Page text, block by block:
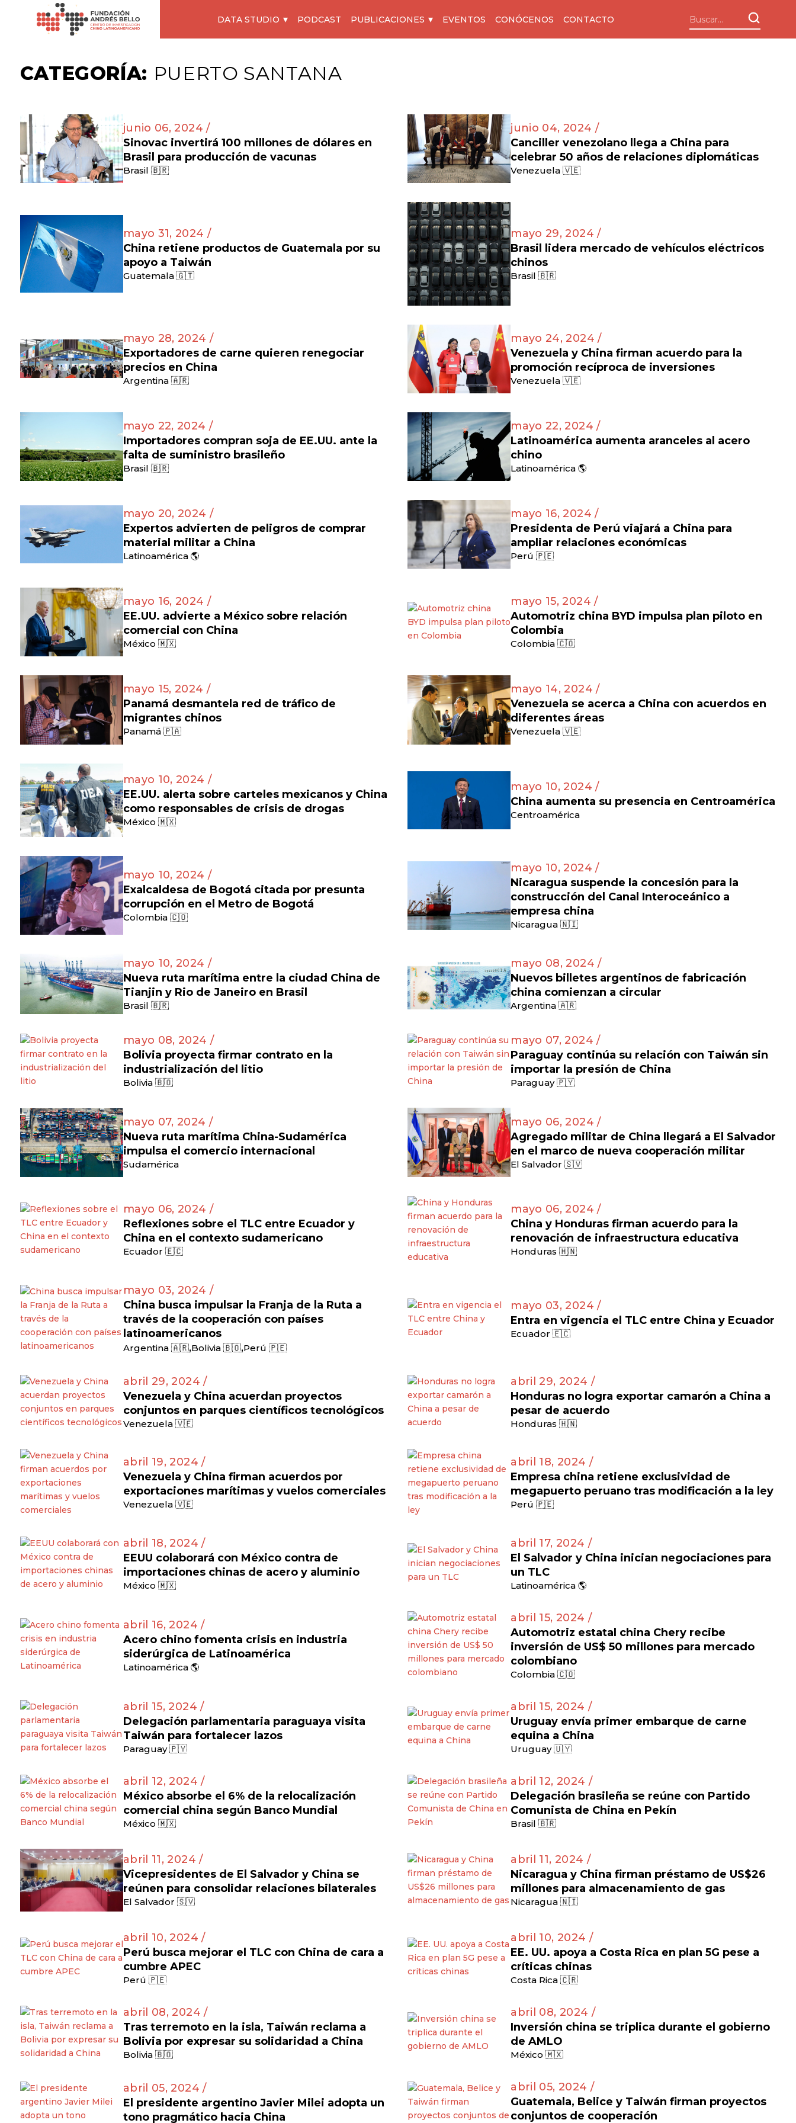
DATA STUDIO PODCAST PUBLICACIONES EVENTOS CONÓCENOS CONTACTO
CATEGORÍA: PUERTO SANTANA
junio 06, 2024 /
Sinovac invertirá 100 millones de dólares en
Brasil para producción de vacunas
Brasil 🇧🇷
junio 04, 2024 /
Canciller venezolano llega a China para
celebrar 50 años de relaciones diplomáticas
Venezuela 🇻🇪
mayo 31, 2024 /
China retiene productos de Guatemala por su
apoyo a Taiwán
Guatemala 🇬🇹
mayo 29, 2024 /
Brasil lidera mercado de vehículos eléctricos
chinos
Brasil 🇧🇷
mayo 28, 2024 /
Exportadores de carne quieren renegociar
precios en China
Argentina 🇦🇷
mayo 24, 2024 /
Venezuela y China firman acuerdo para la
promoción recíproca de inversiones
Venezuela 🇻🇪
mayo 22, 2024 /
Importadores compran soja de EE.UU. ante la
falta de suministro brasileño
Brasil 🇧🇷
mayo 22, 2024 /
Latinoamérica aumenta aranceles al acero
chino
Latinoamérica 🌎
mayo 20, 2024 /
Expertos advierten de peligros de comprar
material militar a China
Latinoamérica 🌎
mayo 16, 2024 /
Presidenta de Perú viajará a China para
ampliar relaciones económicas
Perú 🇵🇪
mayo 16, 2024 /
EE.UU. advierte a México sobre relación
comercial con China
México 🇲🇽
mayo 15, 2024 /
Automotriz china BYD impulsa plan piloto en
Colombia
Colombia 🇨🇴
mayo 15, 2024 /
Panamá desmantela red de tráfico de
migrantes chinos
Panamá 🇵🇦
mayo 14, 2024 /
Venezuela se acerca a China con acuerdos en
diferentes áreas
Venezuela 🇻🇪
mayo 10, 2024 /
EE.UU. alerta sobre carteles mexicanos y China
como responsables de crisis de drogas
México 🇲🇽
mayo 10, 2024 /
China aumenta su presencia en Centroamérica
Centroamérica
mayo 10, 2024 /
Exalcaldesa de Bogotá citada por presunta
corrupción en el Metro de Bogotá
Colombia 🇨🇴
mayo 10, 2024 /
Nicaragua suspende la concesión para la
construcción del Canal Interoceánico a
empresa china
Nicaragua 🇳🇮
mayo 10, 2024 /
Nueva ruta marítima entre la ciudad China de
Tianjin y Rio de Janeiro en Brasil
Brasil 🇧🇷
mayo 08, 2024 /
Nuevos billetes argentinos de fabricación
china comienzan a circular
Argentina 🇦🇷
mayo 08, 2024 /
Bolivia proyecta firmar contrato en la
industrialización del litio
Bolivia 🇧🇴
mayo 07, 2024 /
Paraguay continúa su relación con Taiwán sin
importar la presión de China
Paraguay 🇵🇾
mayo 07, 2024 /
Nueva ruta marítima China-Sudamérica
impulsa el comercio internacional
Sudamérica
mayo 06, 2024 /
Agregado militar de China llegará a El Salvador
en el marco de nueva cooperación militar
El Salvador 🇸🇻
mayo 06, 2024 /
Reflexiones sobre el TLC entre Ecuador y
China en el contexto sudamericano
Ecuador 🇪🇨
mayo 06, 2024 /
China y Honduras firman acuerdo para la
renovación de infraestructura educativa
Honduras 🇭🇳
mayo 03, 2024 /
China busca impulsar la Franja de la Ruta a
través de la cooperación con países
latinoamericanos
Argentina 🇦🇷,Bolivia 🇧🇴,Perú 🇵🇪
mayo 03, 2024 /
Entra en vigencia el TLC entre China y Ecuador
Ecuador 🇪🇨
abril 29, 2024 /
Venezuela y China acuerdan proyectos
conjuntos en parques científicos tecnológicos
Venezuela 🇻🇪
abril 29, 2024 /
Honduras no logra exportar camarón a China a
pesar de acuerdo
Honduras 🇭🇳
abril 19, 2024 /
Venezuela y China firman acuerdos por
exportaciones marítimas y vuelos comerciales
Venezuela 🇻🇪
abril 18, 2024 /
Empresa china retiene exclusividad de
megapuerto peruano tras modificación a la ley
Perú 🇵🇪
abril 18, 2024 /
EEUU colaborará con México contra de
importaciones chinas de acero y aluminio
México 🇲🇽
abril 17, 2024 /
El Salvador y China inician negociaciones para
un TLC
Latinoamérica 🌎
abril 16, 2024 /
Acero chino fomenta crisis en industria
siderúrgica de Latinoamérica
Latinoamérica 🌎
abril 15, 2024 /
Automotriz estatal china Chery recibe
inversión de US$ 50 millones para mercado
colombiano
Colombia 🇨🇴
abril 15, 2024 /
Delegación parlamentaria paraguaya visita
Taiwán para fortalecer lazos
Paraguay 🇵🇾
abril 15, 2024 /
Uruguay envía primer embarque de carne
equina a China
Uruguay 🇺🇾
abril 12, 2024 /
México absorbe el 6% de la relocalización
comercial china según Banco Mundial
México 🇲🇽
abril 12, 2024 /
Delegación brasileña se reúne con Partido
Comunista de China en Pekín
Brasil 🇧🇷
abril 11, 2024 /
Vicepresidentes de El Salvador y China se
reúnen para consolidar relaciones bilaterales
El Salvador 🇸🇻
abril 11, 2024 /
Nicaragua y China firman préstamo de US$26
millones para almacenamiento de gas
Nicaragua 🇳🇮
abril 10, 2024 /
Perú busca mejorar el TLC con China de cara a
cumbre APEC
Perú 🇵🇪
abril 10, 2024 /
EE. UU. apoya a Costa Rica en plan 5G pese a
críticas chinas
Costa Rica 🇨🇷
abril 08, 2024 /
Tras terremoto en la isla, Taiwán reclama a
Bolivia por expresar su solidaridad a China
Bolivia 🇧🇴
abril 08, 2024 /
Inversión china se triplica durante el gobierno
de AMLO
México 🇲🇽
abril 05, 2024 /
El presidente argentino Javier Milei adopta un
tono pragmático hacia China
abril 05, 2024 /
Guatemala, Belice y Taiwán firman proyectos
conjuntos de cooperación